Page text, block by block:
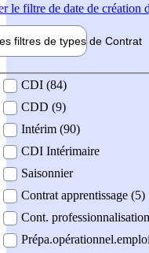
le filtre de date de création
filtres de types de Contrat
contrat
CDI (84)
CDD (9)
Intérim (90)
CDI Intérimaire
Saisonnier
Contrat apprentissage (5)
Cont.
Prépa.opérationnel.emploi